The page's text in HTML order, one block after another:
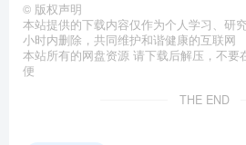
© 版权声明
本站提供的下载内容仅作为个人学习、研
小时内删除，共同维护和谐健康的互联网
本站所有的网盘资源 请下载后解压，不要
便
THE END